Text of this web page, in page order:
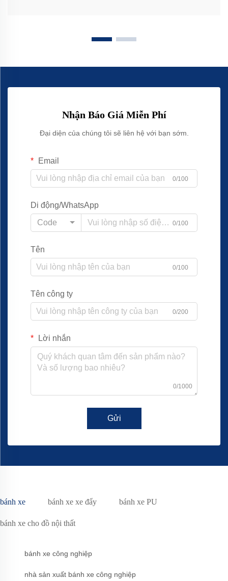
Nhận Báo Giá Miễn Phí
Đại diện của chúng tôi sẽ liên hệ với bạn sớm.
Email
0/100
Di động/WhatsApp
Code
0/100
Tên
0/100
Tên công ty
0/200
Lời nhắn
0/1000
Gửi
bánh xe bánh xe xe đẩy bánh xe PU
bánh xe cho đồ nội thất
bánh xe công nghiệp
nhà sản xuất bánh xe công nghiệp